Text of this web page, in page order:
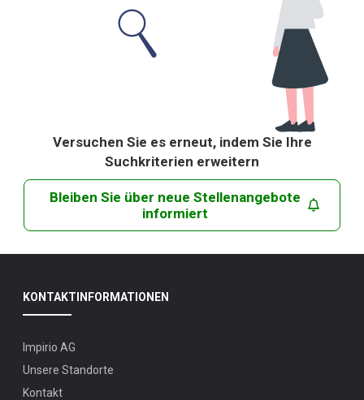
Versuchen Sie es erneut, indem Sie Ihre
Suchkriterien erweitern
Bleiben Sie über neue Stellenangebote
informiert
KONTAKTINFORMATIONEN
Impirio AG
Unsere Standorte
Kontakt